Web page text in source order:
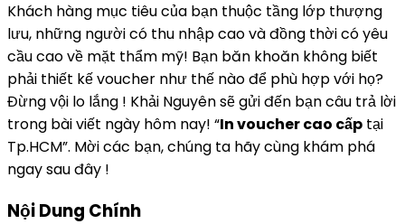
Khách hàng mục tiêu của bạn thuộc tầng lớp thượng
lưu, những người có thu nhập cao và đồng thời có yêu
cầu cao về mặt thẩm mỹ! Bạn băn khoăn không biết
phải thiết kế voucher như thế nào để phù hợp với họ?
Đừng vội lo lắng ! Khải Nguyên sẽ gửi đến bạn câu trả lời
trong bài viết ngày hôm nay! “In voucher cao cấp tại
Tp.HCM”. Mời các bạn, chúng ta hãy cùng khám phá
ngay sau đây !
Nội Dung Chính